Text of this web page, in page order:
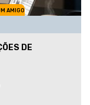
AMIGO
DE